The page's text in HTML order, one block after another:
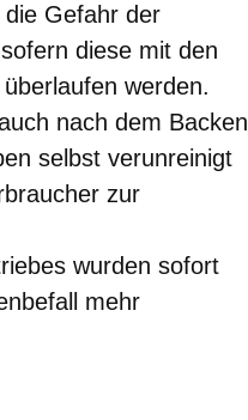
Gefahr der
diese mit den
werden.
nach dem Backen
selbst verunreinigt
zur
wurden sofort
mehr